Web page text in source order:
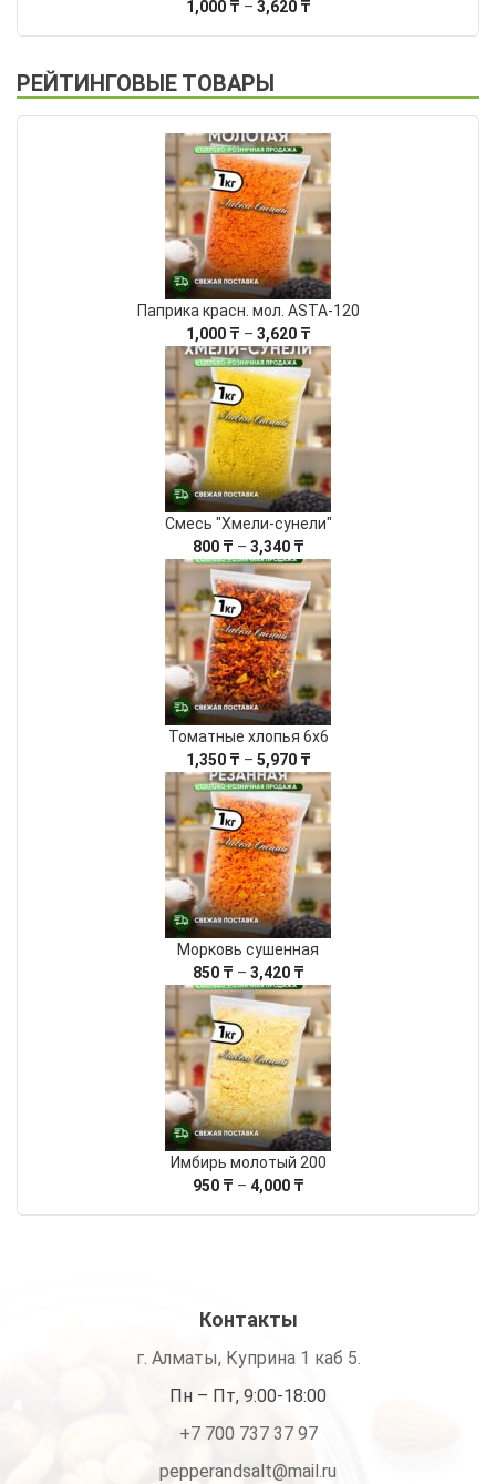
1,000 ₸ – 3,620 ₸Диапазон
3,620 ₸
РЕЙТИНГОВЫЕ ТОВАРЫ
Паприка красн. мол. ASTA-120
1,000 ₸ – 3,620 ₸Диапазон
цен:
1,000 ₸
–
3,620 ₸
Смесь "Хмели-сунели"
800 ₸ – 3,340 ₸Диапазон
цен:
800 ₸
–
3,340 ₸
Томатные хлопья 6х6
1,350 ₸ – 5,970 ₸Диапазон
цен:
1,350 ₸
–
5,970 ₸
Морковь сушенная
850 ₸ – 3,420 ₸Диапазон
цен:
850 ₸
–
3,420 ₸
Имбирь молотый 200
950 ₸ – 4,000 ₸Диапазон
Контакты
г. Алматы, Куприна 1 каб 5.
Пн – Пт, 9:00-18:00
+7 700 737 37 97
pepperandsalt@mail.ru